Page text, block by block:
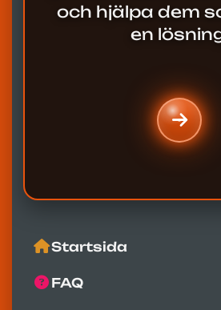
och hjälpa dem
en
Startsida
FAQ